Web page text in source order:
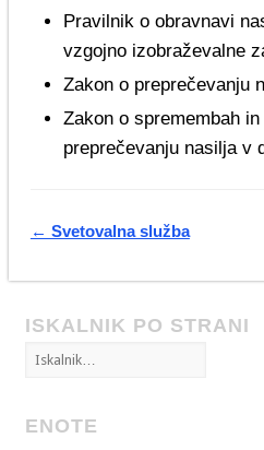
Pravilnik o obravnavi
vzgojno izobraževalne
Zakon o preprečevanju
Zakon o spremembah
preprečevanju nasilja v
← Svetovalna služba
ISKALNIK PO STRANI
ENOTE